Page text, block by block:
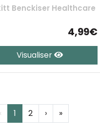
Benckiser Healthcare
4,99€
Visualiser
‹ 1 2 › »